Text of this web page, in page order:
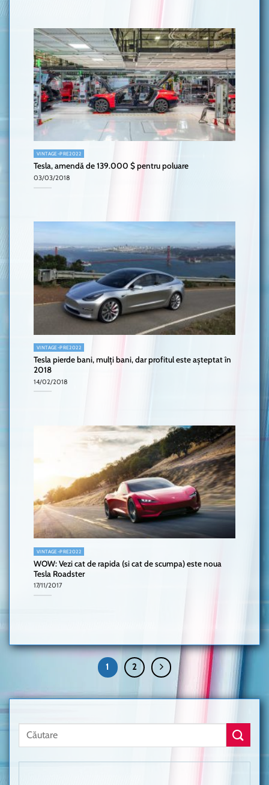
VINTAGE-PRE2022
Tesla, amendă de 139.000 $ pentru poluare
03/03/2018
VINTAGE-PRE2022
Tesla pierde bani, mulți bani, dar profitul este așteptat în
2018
14/02/2018
VINTAGE-PRE2022
WOW: Vezi cat de rapida (si cat de scumpa) este noua
Tesla Roadster
17/11/2017
1 2